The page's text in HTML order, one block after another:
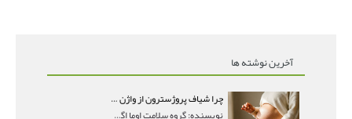
آخرین نوشته ها
چرا شیاف پروژسترون از واژن بیرون می‌ریزد؟ میزان جذب و زمان صحیح مصرف